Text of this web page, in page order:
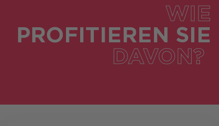
WIE
PROFITIEREN SIE
DAVON?